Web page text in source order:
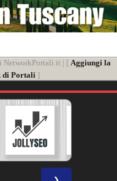
NetworkPortali.it | [Aggiungi la
di Portali]